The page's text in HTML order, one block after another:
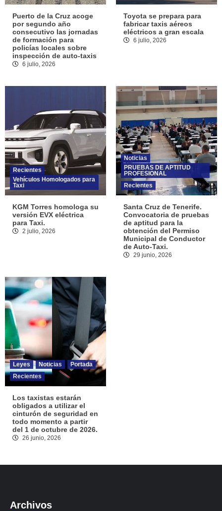
Puerto de la Cruz acoge
por segundo año
consecutivo las jornadas
de formación para
policías locales sobre
inspección de auto-taxis
6 julio, 2026
Toyota se prepara para
fabricar taxis aéreos
eléctricos a gran escala
6 julio, 2026
Recientes
Vehículos Homologados para
Taxi
KGM Torres homologa su
versión EVX eléctrica
para Taxi.
2 julio, 2026
Noticias
PRUEBAS DE APTITUD
PROFESIONAL
Recientes
Santa Cruz de Tenerife.
Convocatoria de pruebas
de aptitud para la
obtención del Permiso
Municipal de Conductor
de Auto-Taxi.
29 junio, 2026
Leyes Noticias
Portada
Recientes
Los taxistas estarán
obligados a utilizar el
cinturón de seguridad en
todo momento a partir
del 1 de octubre de 2026.
26 junio, 2026
Archivos